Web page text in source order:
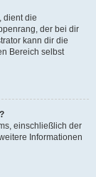
dient die
der bei dir
kann dir die
Bereich selbst
einschließlich der
Informationen